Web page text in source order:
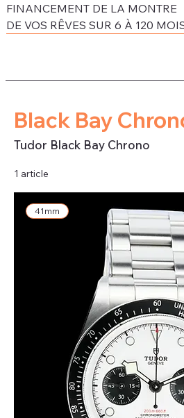
FINANCEMENT DE LA MONTRE
DE VOS RÊVES SUR 6 À 120
Black Bay
Tudor Black Bay Chrono
1 article
41mm